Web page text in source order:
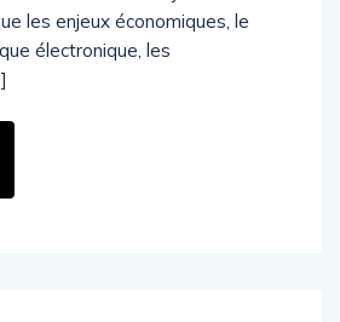
les enjeux économiques, le
électronique, les